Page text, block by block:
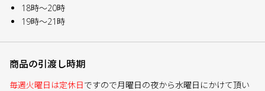
18時～20時
19時～21時
商品の引渡し時期
毎週火曜日は定休日ですので月曜日の夜から水曜日にかけて頂い